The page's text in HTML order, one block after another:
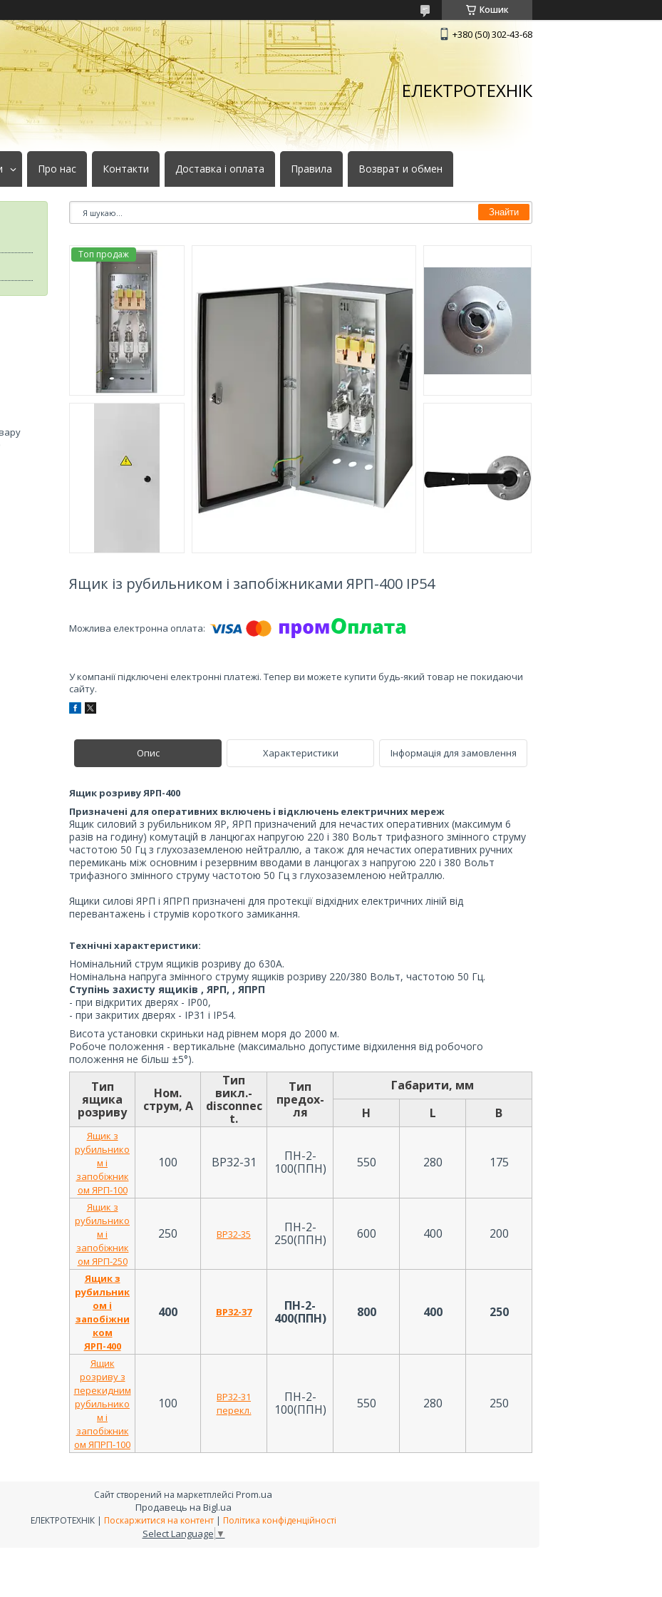
Кошик
+380 (50) 302-43-68
ЕЛЕКТРОТЕХНІК
Про нас Контакти Доставка і оплата Правила Возврат и обмен
Знайти
Топ продаж
Ящик із рубильником і запобіжниками ЯРП-400 IP54
У компанії підключені електронні платежі. Тепер ви можете купити будь-який товар не покидаючи
сайту.
Опис Характеристики Інформація для замовлення
Ящик розриву ЯРП-400
Призначені для оперативних включень і відключень електричних мереж
Ящик силовий з рубильником ЯР, ЯРП призначений для нечастих оперативних (максимум 6
разів на годину) комутацій в ланцюгах напругою 220 і 380 Вольт трифазного змінного струму
частотою 50 Гц з глухозаземленою нейтраллю, а також для нечастих оперативних ручних
перемикань між основним і резервним вводами в ланцюгах з напругою 220 і 380 Вольт
трифазного змінного струму частотою 50 Гц з глухозаземленою нейтраллю.
Ящики силові ЯРП і ЯПРП призначені для протекції відхідних електричних ліній від
перевантажень і струмів короткого замикання.
Технічні характеристики:
Номінальний струм ящиків розриву до 630А.
Номінальна напруга змінного струму ящиків розриву 220/380 Вольт, частотою 50 Гц.
Ступінь захисту ящиків , ЯРП, , ЯПРП
- при відкритих дверях - IP00,
- при закритих дверях - IP31 і IP54.
Висота установки скриньки над рівнем моря до 2000 м.
Робоче положення - вертикальне (максимально допустиме відхилення від робочого
положення не більш ±5°).
Тип
ящика
розриву
Ном.
струм, А
Тип
викл.-
disconnec
t.
Тип
предох-
ля
Габарити, мм
H
L B
Ящик з
рубильнико
м і
запобіжник
ом ЯРП-100
100 ВР32-31
ПН-2-
100(ППН)
550 280 175
Ящик з
рубильнико
м і
запобіжник
ом ЯРП-250
250 ВР32-35
ПН-2-
250(ППН)
600 400 200
Ящик з
рубильник
ом і
запобіжни
ком
ЯРП-400
400 ВР32-37
ПН-2-
400(ППН)
800 400 250
Ящик
розриву з
перекидним
рубильнико
м і
запобіжник
ом ЯПРП-100
100
ВР32-31
перекл.
ПН-2-
100(ППН)
550 280 250
Сайт створений на маркетплейсі Prom.ua
Продавець на Bigl.ua
ЕЛЕКТРОТЕХНІК | Поскаржитися на контент | Політика конфіденційності
Select Language ▼